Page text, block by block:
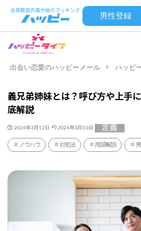
男性登録
出会い恋愛のハッピーメール ハッピ
義兄弟姉妹とは？呼び方や上手
底解説
2024年3月12日 2024年3月10日 定義
ノウハウ 対処法 用語解説